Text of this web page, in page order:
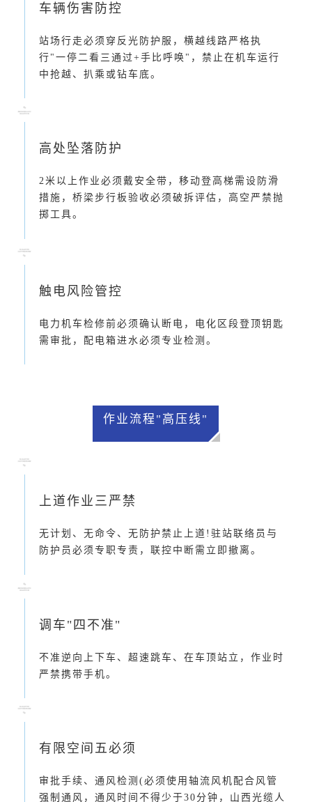
车辆伤害防控
站场行走必须穿反光防护服，横越线路严格执
行"一停二看三通过+手比呼唤"，禁止在机车运行
中抢越、扒乘或钻车底。
高处坠落防护
2米以上作业必须戴安全带，移动登高梯需设防滑
措施，桥梁步行板验收必须破拆评估，高空严禁抛
掷工具。
触电风险管控
电力机车检修前必须确认断电，电化区段登顶钥匙
需审批，配电箱进水必须专业检测。
作业流程"高压线"
上道作业三严禁
无计划、无命令、无防护禁止上道!驻站联络员与
防护员必须专职专责，联控中断需立即撤离。
调车"四不准"
不准逆向上下车、超速跳车、在车顶站立，作业时
严禁携带手机。
有限空间五必须
审批手续、通风检测(必须使用轴流风机配合风管
强制通风，通风时间不得少于30分钟，山西光缆人